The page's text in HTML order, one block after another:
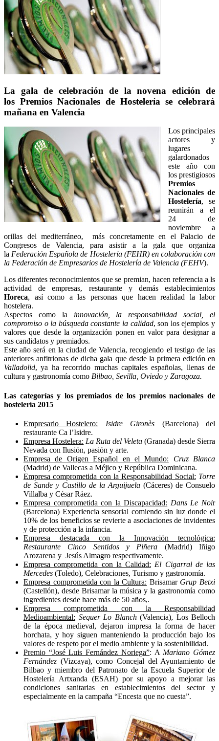
La gala de celebración de la novena edición de
los Premios Nacionales de Hostelería se celebrará
mañana en Valencia
Los principales
actores y
lugares
galardonados
este año con
los prestigiosos
Premios
Nacionales de
Hostelería, se
reunirán a el
24 de
noviembre a
orillas del mediterráneo, más concretamente en el Palacio de
Congresos de Valencia, para asistir a la gala que organiza
la Federación Española de Hostelería (FEHR) en colaboración con
la Federación de Empresarios de Hostelería de Valencia (FEHV).
Los diferentes reconocimientos que se premian, hacen referencia a ls
actividad de empresas, restaurante y demás establecimientos
Horeca, así como a las personas que hacen realidad la labor
hostelera.
Aspectos como la innovación, la responsabilidad social, el
compromiso o la búsqueda constante la calidad, son los ejemplos y
valores que desde la organización ponen en valor para designar a
sus candidatos y premiados.
Este año será en la ciudad de Valencia, recogiendo el testigo de las
anteriores anfitrionas de dicha gala que desde la primera edición en
Valladolid, ya ha recorrido muchas capitales españolas, llenas de
cultura y gastronomía como Bilbao, Sevilla, Oviedo y Zaragoza.
Las categorías y los premiados de los premios nacionales de
hostelería 2015
Empresario Hostelero: Isidre Gironès (Barcelona) del
restaurante Ca l’Isidre.
Empresa Hostelera: La Ruta del Veleta (Granada) desde Sierra
Nevada con Ilusión, pasión y arte.
Empresa de Origen Español en el Mundo:
Cruz Blanca
(Madrid) de Vallecas a Méjico y República Dominicana.
Empresa comprometida con la Responsabilidad Social: Torre
de Sande y Castillo de la Arguijuela (Cáceres) de Consuelo
Villalba y César Ráez.
Empresa comprometida con la Discapacidad: Dans Le Noir
(Barcelona) Experiencia sensorial comiendo sin luz donde el
10% de los beneficios se revierte a asociaciones de invidentes
y de protección a la infancia.
Empresa destacada con la Innovación tecnológica:
Restaurante Cinco Sentidos y Piñera (Madrid) Iñigo
Arozarena y Jesús Almagro respectivamente.
Empresa comprometida con la Calidad: El Cigarral de las
Mercedes (Toledo), Celebraciones, Turismo y gastronomía.
Empresa comprometida con la Cultura: BrisamarGrup Betxi
(Castellón), desde Brisamar la música y la gastronomía como
ingredientes desde hace más de 50 años,.
Empresa comprometida con la Responsabilidad
Medioambiental: Sequer Lo Blanch (Valencia), Los Belloch
de la época medieval, dejaron impresa la forma de hacer
horchata, y hoy siguen manteniendo la producción bajo los
valores de respeto por el medio ambiente y la sostenibilidad.
Premio “José Luis Fernández Noriega”: A Mariano Gómez
Fernández (Vizcaya), como Concejal del Ayuntamiento de
Bilbao y miembro del Patronato de la Escuela Superior de
Hostelería Artxanda (ESAH) por su apoyo a mejorar las
condiciones sanitarias en establecimientos del sector y
especialmente en la campaña “Encesta que no cuesta”.